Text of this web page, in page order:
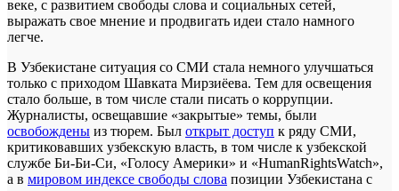
веке, с развитием свободы слова и социальных сетей,
выражать свое мнение и продвигать идеи стало намного
легче.
В Узбекистане ситуация со СМИ стала немного улучшаться
только с приходом Шавката Мирзиёева. Тем для освещения
стало больше, в том числе стали писать о коррупции.
Журналисты, освещавшие «закрытые» темы, были
освобождены из тюрем. Был открыт доступ к ряду СМИ,
критиковавших узбекскую власть, в том числе к узбекской
службе Би-Би-Си, «Голосу Америки» и «HumanRightsWatch»,
а в мировом индексе свободы слова позиции Узбекистана с